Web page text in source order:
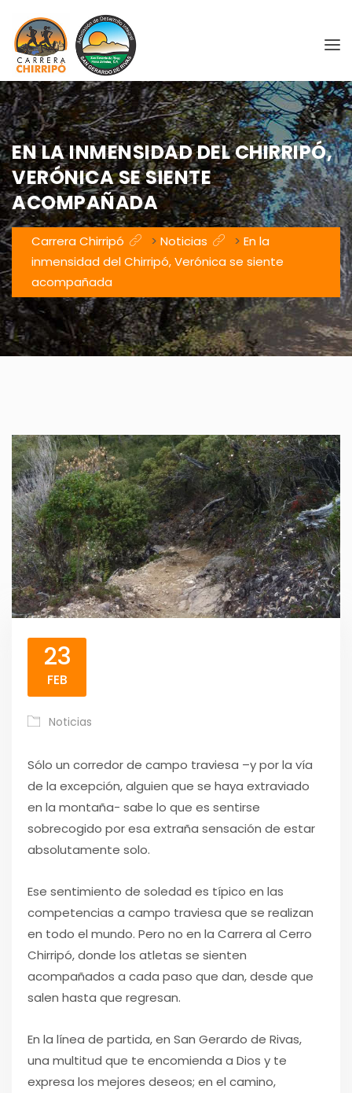
EN LA INMENSIDAD DEL CHIRRIPÓ,
VERÓNICA SE SIENTE
ACOMPAÑADA
Carrera Chirripó > Noticias > En la
inmensidad del Chirripó, Verónica se siente
acompañada
23
FEB
Noticias
Sólo un corredor de campo traviesa –y por la vía
de la excepción, alguien que se haya extraviado
en la montaña- sabe lo que es sentirse
sobrecogido por esa extraña sensación de estar
absolutamente solo.
Ese sentimiento de soledad es típico en las
competencias a campo traviesa que se realizan
en todo el mundo. Pero no en la Carrera al Cerro
Chirripó, donde los atletas se sienten
acompañados a cada paso que dan, desde que
salen hasta que regresan.
En la línea de partida, en San Gerardo de Rivas,
una multitud que te encomienda a Dios y te
expresa los mejores deseos; en el camino,